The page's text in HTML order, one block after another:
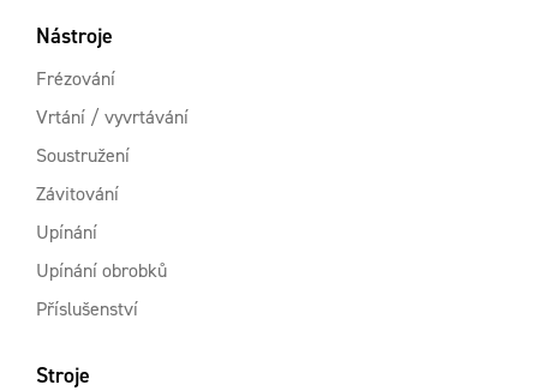
Nástroje
Frézování
Vrtání / vyvrtávání
Soustružení
Závitování
Upínání
Upínání obrobků
Příslušenství
Stroje